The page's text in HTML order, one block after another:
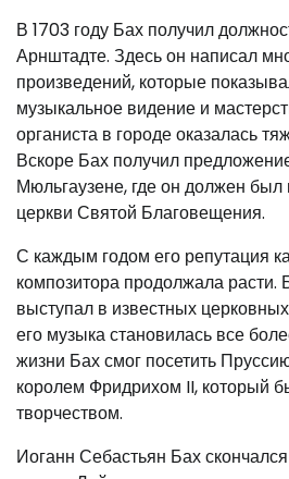
В 1703 году Бах получил
Арнштадте. Здесь он написал
произведений, которые
музыкальное видение и
органиста в городе оказалась
Вскоре Бах получил
Мюльгаузене, где он должен был
церкви Святой Благовещения.
С каждым годом его репутация
композитора продолжала расти.
выступал в известных
его музыка становилась все
жизни Бах смог посетить
королем Фридрихом II, который
творчеством.
Иоганн Себастьян Бах